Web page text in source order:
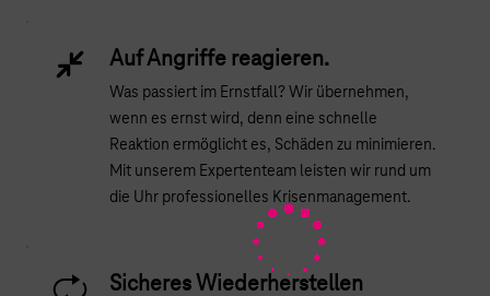
Auf Angriffe reagieren.
Was passiert im Ernstfall? Wir übernehmen,
wenn es ernst wird, denn eine schnelle
Reaktion ermöglicht es, Schäden zu minimieren.
Mit unserem Expertenteam leisten wir rund um
die Uhr professionelles Krisenmanagement.
Sicheres Wiederherstellen